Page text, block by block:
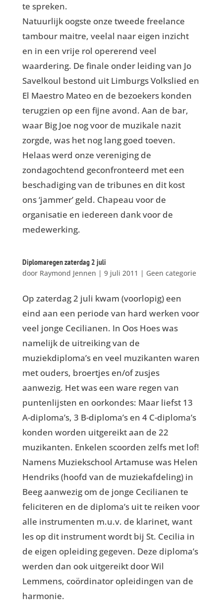
te spreken.
Natuurlijk oogste onze tweede freelance
tambour maitre, veelal naar eigen inzicht
en in een vrije rol opererend veel
waardering. De finale onder leiding van Jo
Savelkoul bestond uit Limburgs Volkslied en
El Maestro Mateo en de bezoekers konden
terugzien op een fijne avond. Aan de bar,
waar Big Joe nog voor de muzikale nazit
zorgde, was het nog lang goed toeven.
Helaas werd onze vereniging de
zondagochtend geconfronteerd met een
beschadiging van de tribunes en dit kost
ons ‘jammer’ geld. Chapeau voor de
organisatie en iedereen dank voor de
medewerking.
Diplomaregen zaterdag 2 juli
door Raymond Jennen | 9 juli 2011 | Geen categorie
Op zaterdag 2 juli kwam (voorlopig) een
eind aan een periode van hard werken voor
veel jonge Cecilianen. In Oos Hoes was
namelijk de uitreiking van de
muziekdiploma’s en veel muzikanten waren
met ouders, broertjes en/of zusjes
aanwezig. Het was een ware regen van
puntenlijsten en oorkondes: Maar liefst 13
A-diploma’s, 3 B-diploma’s en 4 C-diploma’s
konden worden uitgereikt aan de 22
muzikanten. Enkelen scoorden zelfs met lof!
Namens Muziekschool Artamuse was Helen
Hendriks (hoofd van de muziekafdeling) in
Beeg aanwezig om de jonge Cecilianen te
feliciteren en de diploma’s uit te reiken voor
alle instrumenten m.u.v. de klarinet, want
les op dit instrument wordt bij St. Cecilia in
de eigen opleiding gegeven. Deze diploma’s
werden dan ook uitgereikt door Wil
Lemmens, coördinator opleidingen van de
harmonie.